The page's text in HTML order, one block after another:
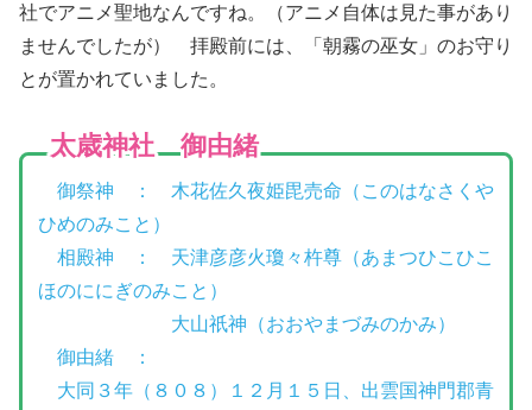
社でアニメ聖地なんですね。（アニメ自体は見た事があり
ませんでしたが） 拝殿前には、「朝霧の巫女」のお守り
とが置かれていました。
太歳神社 御由緒
御祭神 ： 木花佐久夜姫毘売命（このはなさくや
ひめのみこと）
相殿神 ： 天津彦彦火瓊々杵尊（あまつひこひこ
ほのににぎのみこと）
大山祇神（おおやまづみのかみ）
御由緒 ：
大同３年（８０８）１２月１５日、出雲国神門郡青